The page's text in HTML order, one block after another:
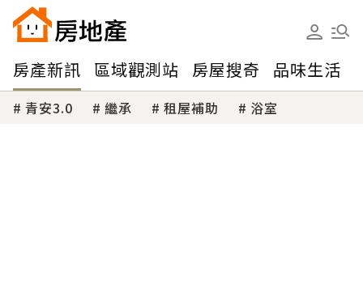
房產新訊 區域觀測站 房屋搜奇 品味生活
青安3.0 繼承 租屋補助 浴室